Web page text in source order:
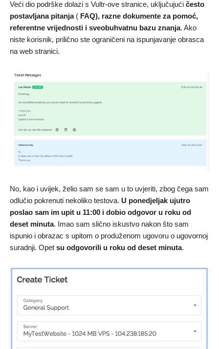
Veći dio podrške dolazi s Vultr-ove stranice, uključujući često
postavljana pitanja( FAQ), razne dokumente za pomoć,
referentne vrijednosti i sveobuhvatnu bazu znanja. Ako
niste korisnik, prilično ste ograničeni na ispunjavanje obrasca
na web stranici.
No, kao i uvijek, želio sam se sam u to uvjeriti, zbog čega sam
odlučio pokrenuti nekoliko testova. U ponedjeljak ujutro
poslao sam im upit u 11:00 i dobio odgovor u roku od
deset minuta. Imao sam slično iskustvo nakon što sam
ispunio i obrazac s upitom o produženom ugovoru o ugovornoj
suradnji. Opet su odgovorili u roku od deset minuta.